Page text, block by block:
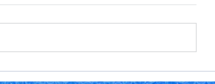
Eine ausgeglichene
Wohlbefinden. In Frankfurt
frühzeitiges